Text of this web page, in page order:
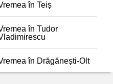
în Teiș
în Tudor
în Drăgănești-Olt